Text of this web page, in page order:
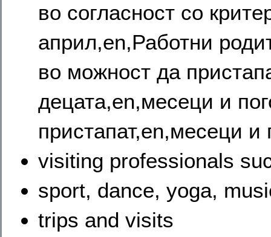
во согласност со
април,en,Работни
во можност да
децата,en,месеци и
пристапат,en,месеци и
visiting professionals
sport, dance, yoga,
trips and visits